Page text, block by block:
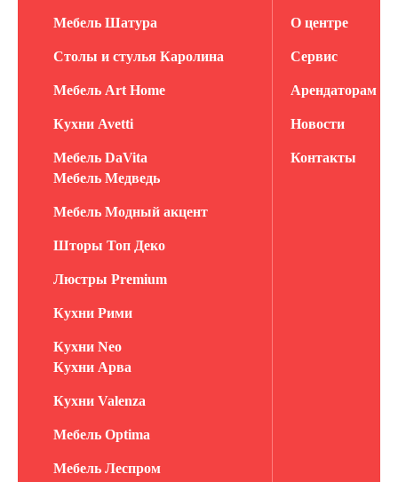
Мебель Шатура
Столы и стулья Каролина
Мебель Art Home
Кухни Avetti
Мебель DaVita
Мебель Медведь
Мебель Модный акцент
Шторы Топ Деко
Люстры Premium
Кухни Рими
Кухни Neo
Кухни Арва
Кухни Valenza
Мебель Optima
Мебель Леспром
О центре
Сервис
Арендаторам
Новости
Контакты